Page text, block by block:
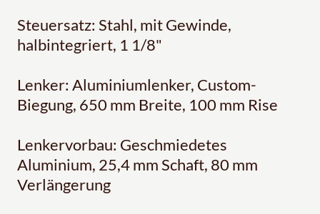
Steuersatz: Stahl, mit Gewinde,
halbintegriert, 1 1/8"
Lenker: Aluminiumlenker, Custom-
Biegung, 650 mm Breite, 100 mm Rise
Lenkervorbau: Geschmiedetes
Aluminium, 25,4 mm Schaft, 80 mm
Verlängerung